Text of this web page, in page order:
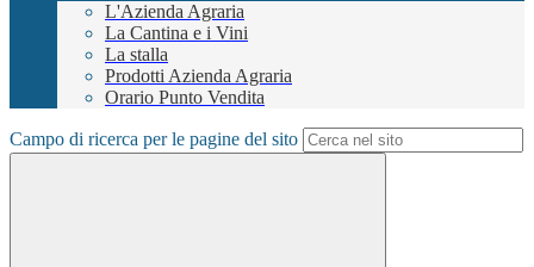
L'Azienda Agraria
La Cantina e i Vini
La stalla
Prodotti Azienda Agraria
Orario Punto Vendita
Campo di ricerca per le pagine del sito